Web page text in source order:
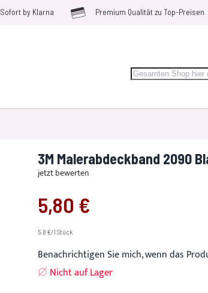
Sofort by Klarna Premium Qualität zu Top-Preisen
Search
3M Malerabdeckband 2090
jetzt bewerten
5,80 €
5.8 €/1 Stück
Benachrichtigen Sie mich, wenn das
Nicht auf Lager